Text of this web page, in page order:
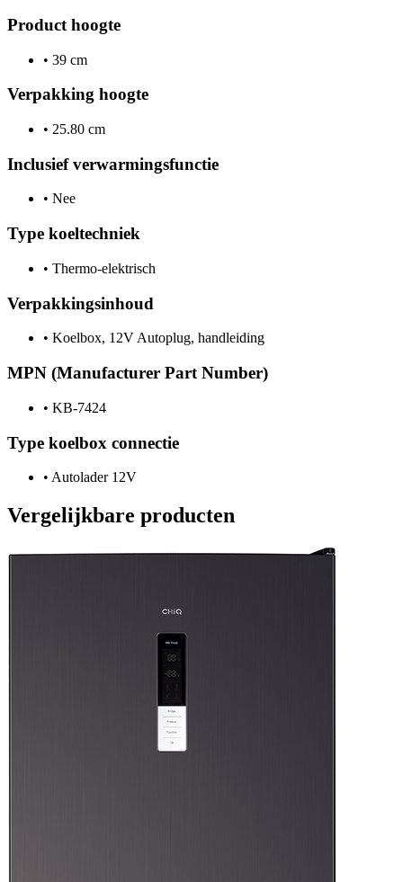
Product hoogte
• 39 cm
Verpakking hoogte
• 25.80 cm
Inclusief verwarmingsfunctie
• Nee
Type koeltechniek
• Thermo-elektrisch
Verpakkingsinhoud
• Koelbox, 12V Autoplug, handleiding
MPN (Manufacturer Part Number)
• KB-7424
Type koelbox connectie
• Autolader 12V
Vergelijkbare producten